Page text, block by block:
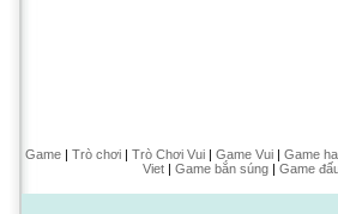
Game| Trò chơi| Trò Chơi Vui| Game Vui| Game
Viet| Game bắn súng| Game